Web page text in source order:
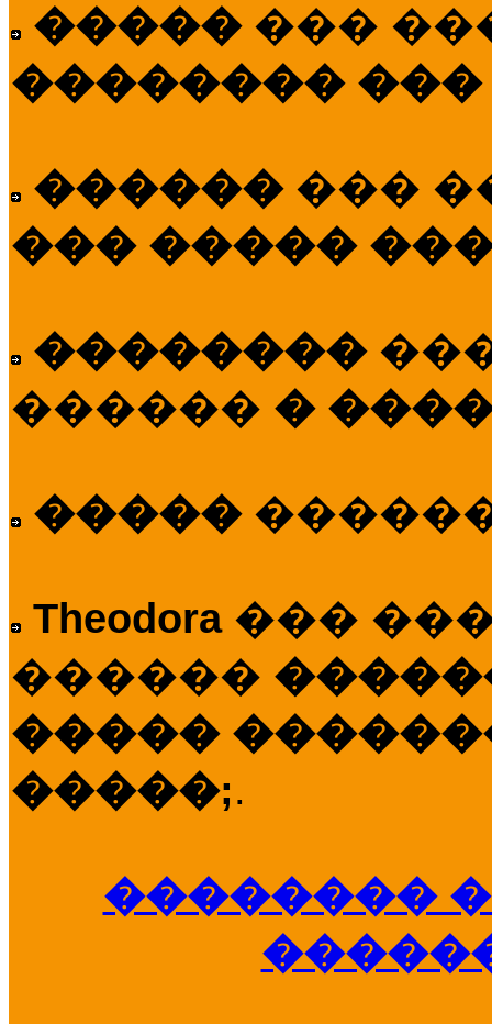
����� ���
��������
������ ���
��� �����
��������
������ �
�����
Theodora ���
������
�����
�����;.
��������